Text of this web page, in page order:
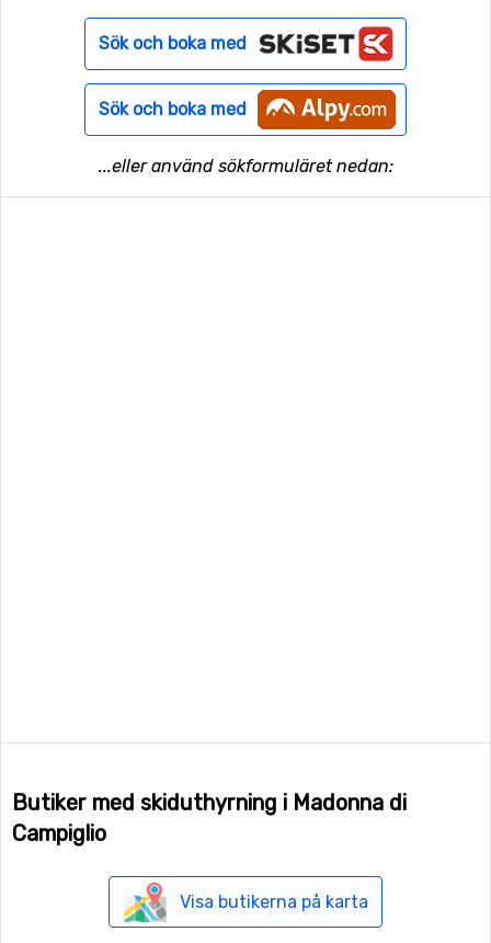
Sök och boka med
Sök och boka med
...eller använd sökformuläret nedan:
Butiker med skiduthyrning i Madonna di
Campiglio
Visa butikerna på karta